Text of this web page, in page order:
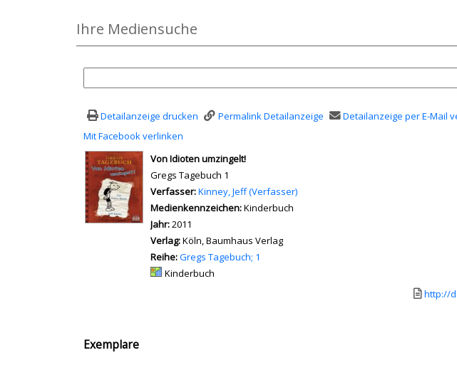
Ihre Mediensuche
Detailanzeige drucken Permalink Detailanzeige
Detailanzeige per E-Mail
Mit Facebook verlinken
wird in neuem Tab geöffnet
Von Idioten umzingelt!
Gregs Tagebuch 1
Verfasser:Suche nach diesem Verfasser
Kinney, Jeff (Verfasser)
Medienkennzeichen:Kinderbuch
Jahr:2011
Verlag:Köln, Baumhaus Verlag
Reihe:Gregs Tagebuch; 1
Mediengruppe:
Kinderbuch
Link zu
http://
Exemplare